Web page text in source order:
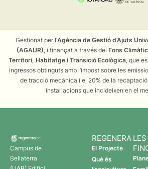
Gestionat per l’Agència de Gestió d’Ajuts
(AGAUR), i finançat a través del Fons
Territori, Habitatge i Transició Ecològica, que
ingressos obtinguts amb l’impost sobre les
de tracció mecànica i el 20% de la recaptació
instal·lacions que incideixen en el
Campus de
Bellaterra
REGENERA
El Projecte
Què és
LES